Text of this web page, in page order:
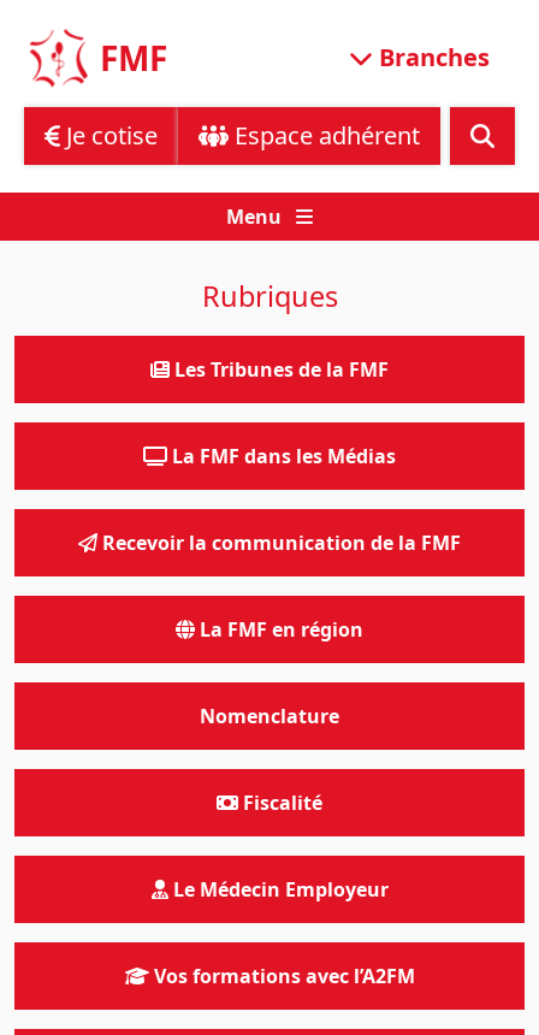
content
FMF Branches
Je cotise Espace adhérent
Menu
Rubriques
Les Tribunes de la FMF
La FMF dans les Médias
Recevoir la communication de la FMF
La FMF en région
Nomenclature
Fiscalité
Le Médecin Employeur
Vos formations avec l’A2FM